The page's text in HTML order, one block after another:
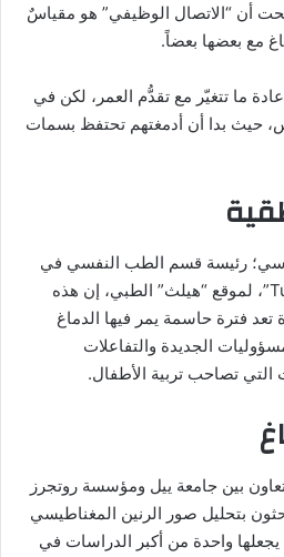
أن “الاتصال الوظيفي” هو مقياسٌ
مع بعضها بعضاً.
ما تتغيّر مع تقدُّم العمر، لكن في
حيث بدا أن أدمغتهم تحتفظ بسمات
رئيسة قسم الطب النفسي في
مركز “Tufts Medical Center”، لموقع “هيلث” الطبي، إن هذه
تعد فترة حاسمة يمر فيها الدماغ
الجديدة والتفاعلات
التي تصاحب تربية الأطفال.
بين جامعة ييل ومؤسسة روتجرز
بتحليل صور الرنين المغناطيسي
مما يجعلها واحدة من أكبر الدراسات في